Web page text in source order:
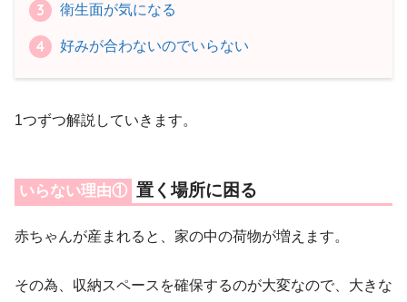
衛生面が気になる
好みが合わないのでいらない
1つずつ解説していきます。
いらない理由① 置く場所に困る
赤ちゃんが産まれると、家の中の荷物が増えます。
その為、収納スペースを確保するのが大変なので、大きな